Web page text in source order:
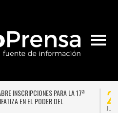
INSCRIPCIONES PARA LA 17ª
EN EL PODER DEL
JUL